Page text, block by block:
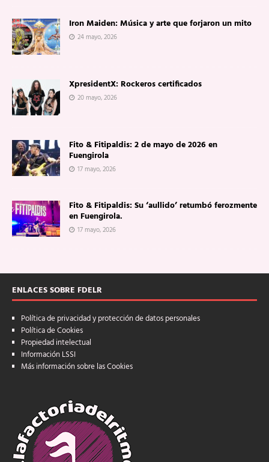
Iron Maiden: Música y arte que forjaron un mito
24 mayo, 2026
XpresidentX: Rockeros certificados
20 mayo, 2026
Fito & Fitipaldis: 2 de mayo de 2026 en
Fuengirola
17 mayo, 2026
Fito & Fitipaldis: Su ‘aullido’ retumbó ferozmente
en Fuengirola.
17 mayo, 2026
ENLACES SOBRE FDELR
Política de privacidad y protección de datos personales
Política de Cookies
Propiedad intelectual
Información LSSI
Más información sobre las Cookies